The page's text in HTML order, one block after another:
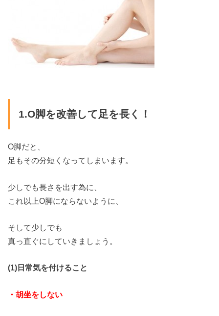
1.O脚を改善して足を長く！
O脚だと、
足もその分短くなってしまいます。
少しでも長さを出す為に、
これ以上O脚にならないように、
そして少しでも
真っ直ぐにしていきましょう。
(1)日常気を付けること
・胡坐をしない